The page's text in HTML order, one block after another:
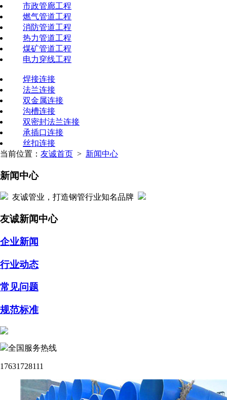
市政管廊工程
燃气管道工程
消防管道工程
热力管道工程
煤矿管道工程
电力穿线工程
焊接连接
法兰连接
双金属连接
沟槽连接
双密封法兰连接
承插口连接
丝扣连接
当前位置： 友诚首页 > 新闻中心
新闻中心
友诚管业，打造钢管行业知名品牌
友诚新闻中心
企业新闻
行业动态
常见问题
规范标准
全国服务热线
17631728111